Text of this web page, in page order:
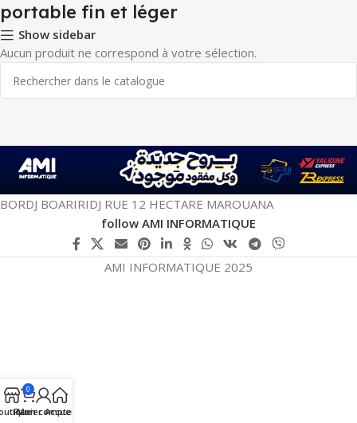
portable fin et léger
Show sidebar
Aucun produit ne correspond à votre sélection.
BORDJ BOARIRIDJ RUE 12 HECTARE MAROUANA
follow AMI INFORMATIQUE
AMI INFORMATIQUE 2025
0
Panier
Mon compte
Accueil